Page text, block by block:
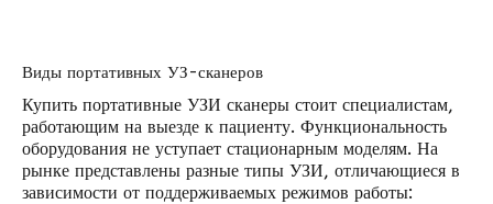
Виды портативных УЗ-сканеров
Купить портативные УЗИ сканеры стоит специалистам,
работающим на выезде к пациенту. Функциональность
оборудования не уступает стационарным моделям. На
рынке представлены разные типы УЗИ, отличающиеся в
зависимости от поддерживаемых режимов работы: